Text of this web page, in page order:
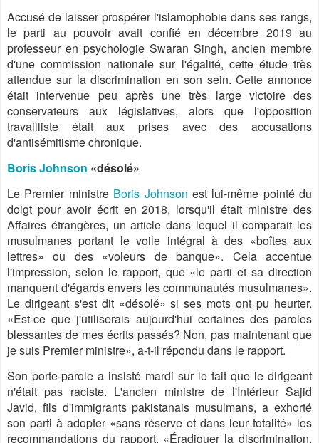
Accusé de laisser prospérer l'islamophobie dans ses rangs,
le parti au pouvoir avait confié en décembre 2019 au
professeur en psychologie Swaran Singh, ancien membre
d'une commission nationale sur l'égalité, cette étude très
attendue sur la discrimination en son sein. Cette annonce
était intervenue peu après une très large victoire des
conservateurs aux législatives, alors que l'opposition
travailliste était aux prises avec des accusations
d'antisémitisme chronique.
Boris Johnson «désolé»
Le Premier ministre Boris Johnson est lui-même pointé du
doigt pour avoir écrit en 2018, lorsqu'il était ministre des
Affaires étrangères, un article dans lequel il comparait les
musulmanes portant le voile intégral à des «boîtes aux
lettres» ou des «voleurs de banque». Cela accentue
l'impression, selon le rapport, que «le parti et sa direction
manquent d'égards envers les communautés musulmanes».
Le dirigeant s'est dit «désolé» si ses mots ont pu heurter.
«Est-ce que j'utiliserais aujourd'hui certaines des paroles
blessantes de mes écrits passés? Non, pas maintenant que
je suis Premier ministre», a-t-il répondu dans le rapport.
Son porte-parole a insisté mardi sur le fait que le dirigeant
n'était pas raciste. L'ancien ministre de l'Intérieur Sajid
Javid, fils d'immigrants pakistanais musulmans, a exhorté
son parti à adopter «sans réserve et dans leur totalité» les
recommandations du rapport. «Éradiquer la discrimination,